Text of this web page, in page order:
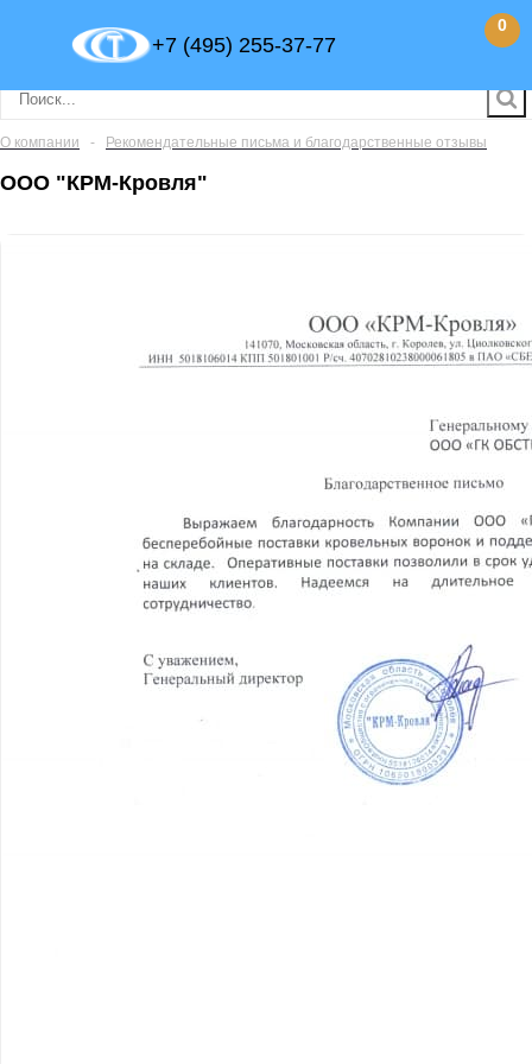
+7 (495) 255-37-77
0
О компании - Рекомендательные письма и благодарственные отзывы
ООО "КРМ-Кровля"